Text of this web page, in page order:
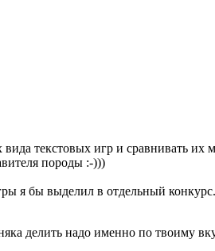
текстовых игр и сравнивать их
породы :-)))
я бы выделил в отдельный конкурс.
делить надо именно по твоиму